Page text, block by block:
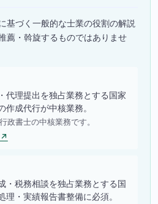
基づく一般的な士業の役割の解説
薦・斡旋するものではありませ
代理提出を独占業務とする国家
作成代行が中核業務。
政書士の中核業務です。
↗
・税務相談を独占業務とする国
・実績報告書整備に必須。